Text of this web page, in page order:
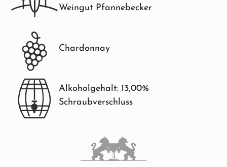
Weingut Pfannebecker
Chardonnay
Alkoholgehalt: 13,00%
Schraubverschluss